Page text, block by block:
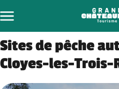
to
content
Sites de pêche
Cloyes-les-Trois-